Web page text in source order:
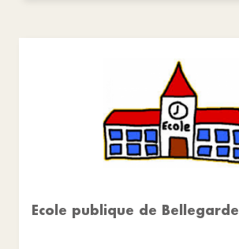
Ecole publique de Bellegarde